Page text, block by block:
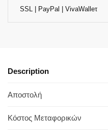
SSL | PayPal | VivaWalleτ
Description
Αποστολή
Κόστος Μεταφορικών